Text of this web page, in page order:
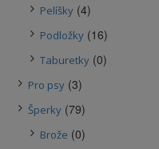
Pelíšky (4)
Podložky (16)
Taburetky (0)
Pro psy (3)
Šperky (79)
Brože (0)